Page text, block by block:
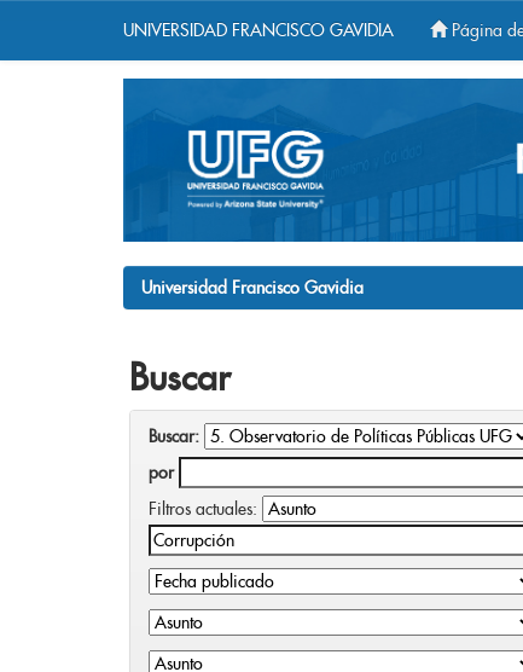
UNIVERSIDAD FRANCISCO GAVIDIA Página
Universidad Francisco Gavidia
Buscar
Buscar:
por
Filtros actuales: